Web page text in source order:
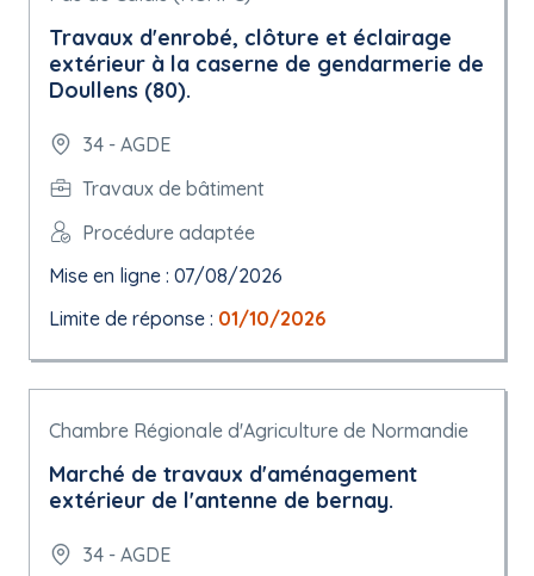
Travaux d'enrobé, clôture et éclairage
extérieur à la caserne de gendarmerie de
Doullens (80).
34 - AGDE
Travaux de bâtiment
Procédure adaptée
Mise en ligne : 07/08/2026
Limite de réponse : 01/10/2026
Chambre Régionale d'Agriculture de Normandie
Marché de travaux d'aménagement
extérieur de l'antenne de bernay.
34 - AGDE